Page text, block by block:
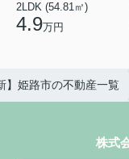
2LDK (54.81㎡)
4.9万円
】姫路市の不動産一覧
株式